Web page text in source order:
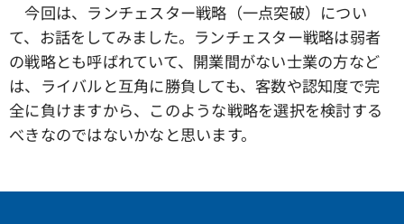
今回は、ランチェスター戦略（一点突破）につい
て、お話をしてみました。ランチェスター戦略は弱者
の戦略とも呼ばれていて、開業間がない士業の方など
は、ライバルと互角に勝負しても、客数や認知度で完
全に負けますから、このような戦略を選択を検討する
べきなのではないかなと思います。